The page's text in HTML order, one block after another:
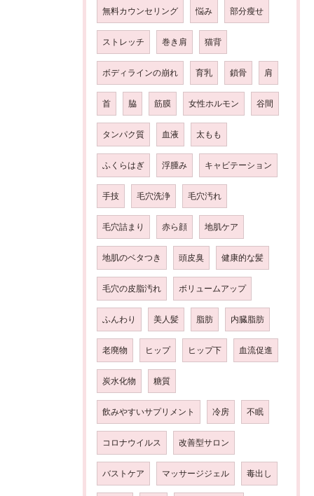
無料カウンセリング 悩み 部分瘦せ
ストレッチ 巻き肩 猫背
ボディラインの崩れ 育乳 鎖骨 肩
首 脇 筋膜 女性ホルモン 谷間
タンパク質 血液 太もも
ふくらはぎ 浮腫み キャビテーション
手技 毛穴洗浄 毛穴汚れ
毛穴詰まり 赤ら顔 地肌ケア
地肌のベタつき 頭皮臭 健康的な髪
毛穴の皮脂汚れ ボリュームアップ
ふんわり 美人髪 脂肪 内臓脂肪
老廃物 ヒップ ヒップ下 血流促進
炭水化物 糖質
飲みやすいサプリメント 冷房 不眠
コロナウイルス 改善型サロン
バストケア マッサージジェル 毒出し